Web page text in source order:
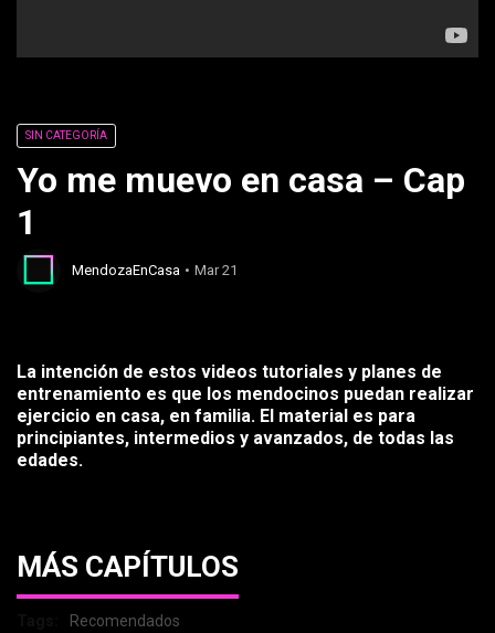
SIN CATEGORÍA
Yo me muevo en casa – Cap
1
MendozaEnCasa Mar 21
La intención de estos videos tutoriales y planes de
entrenamiento es que los mendocinos puedan realizar
ejercicio en casa, en familia. El material es para
principiantes, intermedios y avanzados, de todas las
edades.
MÁS CAPÍTULOS
Recomendados